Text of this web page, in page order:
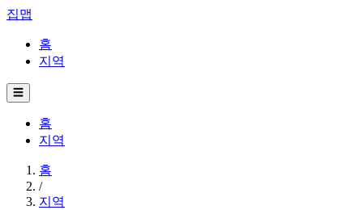
집맵
홈
지역
☰
홈
지역
홈
/
지역